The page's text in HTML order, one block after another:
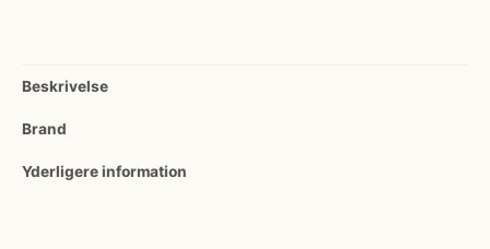
Beskrivelse
Brand
Yderligere information